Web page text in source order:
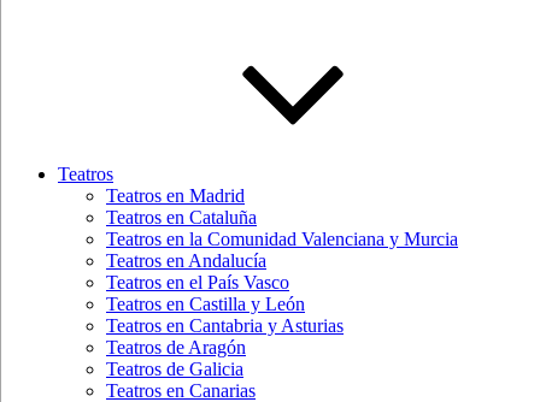
Teatros
Teatros en Madrid
Teatros en Cataluña
Teatros en la Comunidad Valenciana y Murcia
Teatros en Andalucía
Teatros en el País Vasco
Teatros en Castilla y León
Teatros en Cantabria y Asturias
Teatros de Aragón
Teatros de Galicia
Teatros en Canarias